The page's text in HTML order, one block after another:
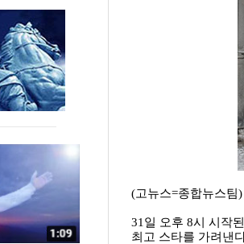
(고뉴스=종합뉴스팀
31일 오후 8시 시작
최고 스타를 가려낸